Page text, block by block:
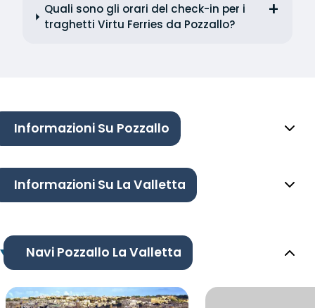
Quali sono gli orari del check-in per i
traghetti Virtu Ferries da Pozzallo?
Informazioni Su Pozzallo
Informazioni Su La Valletta
Navi Pozzallo La Valletta